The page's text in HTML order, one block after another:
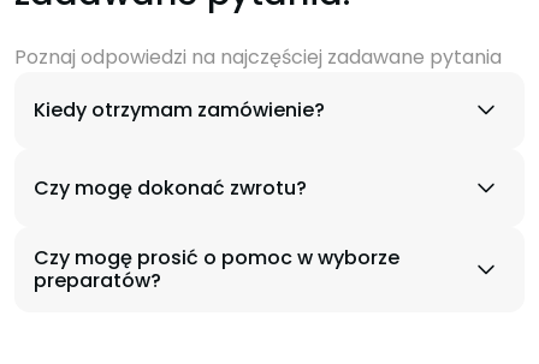
Poznaj odpowiedzi na najczęściej zadawane pytania
Kiedy otrzymam zamówienie?
Czy mogę dokonać zwrotu?
Czy mogę prosić o pomoc w wyborze
preparatów?